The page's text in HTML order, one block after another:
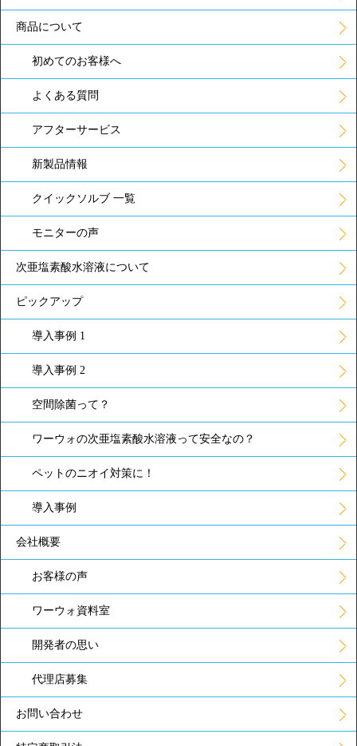
商品について
初めてのお客様へ
よくある質問
アフターサービス
新製品情報
クイックソルブ 一覧
モニターの声
次亜塩素酸水溶液について
ピックアップ
導入事例 1
導入事例 2
空間除菌って？
ワーウォの次亜塩素酸水溶液って安全なの？
ペットのニオイ対策に！
導入事例
会社概要
お客様の声
ワーウォ資料室
開発者の思い
代理店募集
お問い合わせ